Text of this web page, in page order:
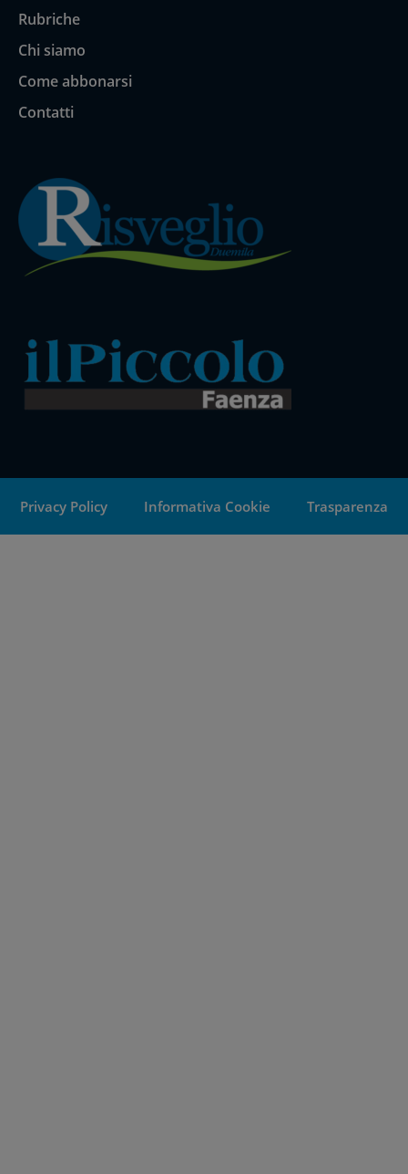
Rubriche
Chi siamo
Come abbonarsi
Contatti
Privacy Policy Informativa Cookie Trasparenza